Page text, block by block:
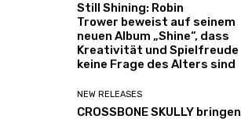
Still Shining: Robin
Trower beweist auf seinem
neuen Album „Shine“, dass
Kreativität und Spielfreude
keine Frage des Alters sind
NEW RELEASES
CROSSBONE SKULLY bringen